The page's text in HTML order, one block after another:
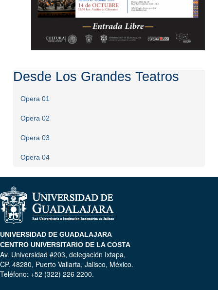
Desde Los Grandes Teatros
Opera 01
Opera 02
Opera 03
Opera 04
UNIVERSIDAD DE GUADALAJARA
CENTRO UNIVERSITARIO DE LA COSTA
Av. Universidad #203, delegación Ixtapa,
CP. 48280, Puerto Vallarta, Jalisco, México.
Teléfono: +52 (322) 226 2200.